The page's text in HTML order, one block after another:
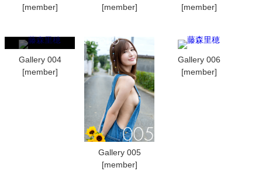
[member]
[member]
[member]
Gallery 004
[member]
Gallery 005
[member]
Gallery 006
[member]